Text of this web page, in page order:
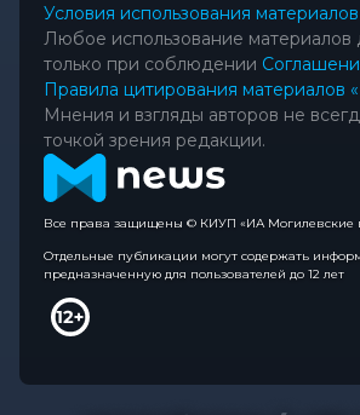
Условия использования материалов
Любое использование материалов
только при соблюдении
Правила цитирования материалов
Мнения и взгляды авторов не
точкой зрения редакции.
Все права защищены © КИУП «ИА Могилевские
Отдельные публикации могут содержать
предназначенную для пользователей до 12 лет